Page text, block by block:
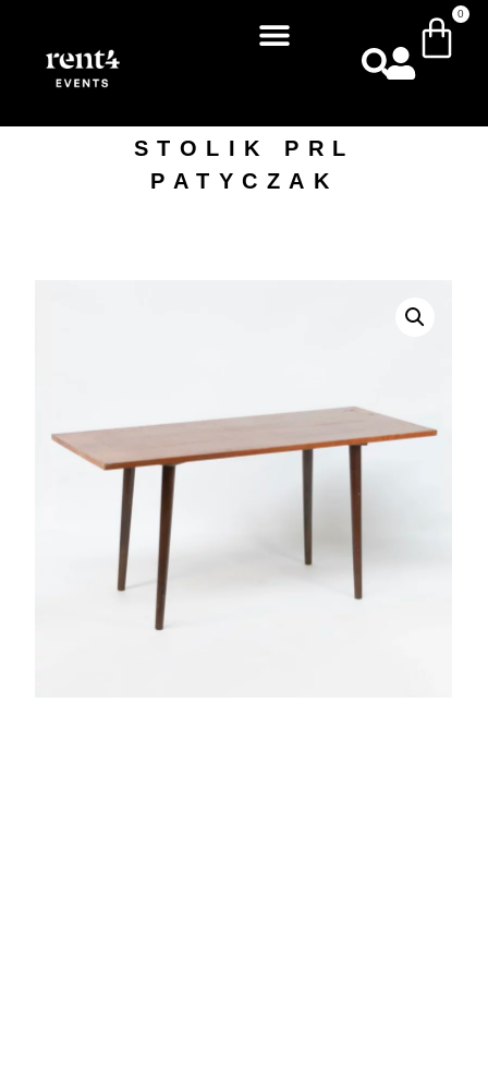
0
STOLIK PRL
PATYCZAK